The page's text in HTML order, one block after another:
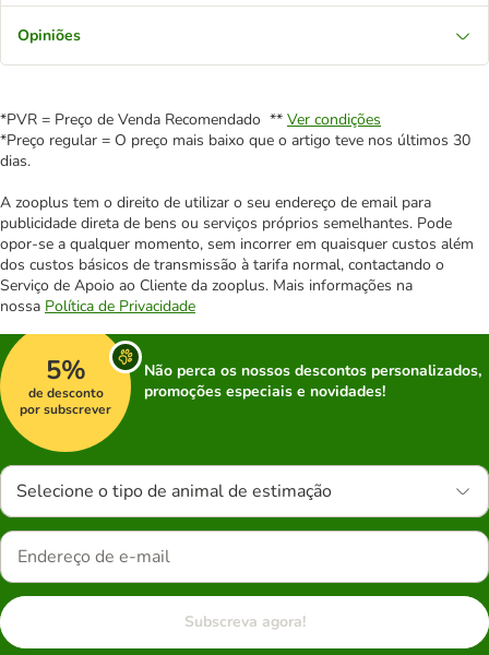
Opiniões
*PVR = Preço de Venda Recomendado ** Ver condições
*Preço regular = O preço mais baixo que o artigo teve nos últimos 30
dias.
A zooplus tem o direito de utilizar o seu endereço de email para
publicidade direta de bens ou serviços próprios semelhantes. Pode
opor-se a qualquer momento, sem incorrer em quaisquer custos além
dos custos básicos de transmissão à tarifa normal, contactando o
Serviço de Apoio ao Cliente da zooplus. Mais informações na
nossa Política de Privacidade
5%
de desconto
por subscrever
Não perca os nossos descontos personalizados,
promoções especiais e novidades!
Selecione o tipo de animal de estimação
Subscreva agora!